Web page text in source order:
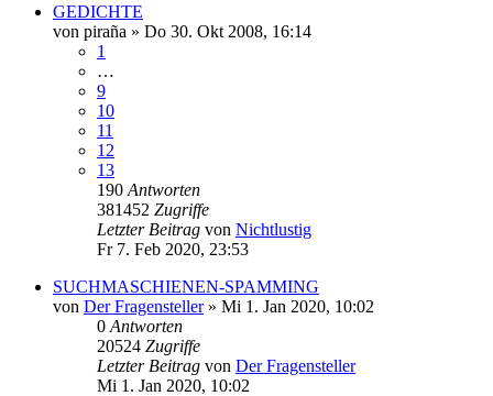
GEDICHTE
von piraña » Do 30. Okt 2008, 16:14
1
…
9
10
11
12
13
190 Antworten
381452 Zugriffe
Letzter Beitrag von Nichtlustig
Fr 7. Feb 2020, 23:53
SUCHMASCHIENEN-SPAMMING
von Der Fragensteller» Mi 1. Jan 2020, 10:02
0 Antworten
20524 Zugriffe
Letzter Beitrag von Der Fragensteller
Mi 1. Jan 2020, 10:02